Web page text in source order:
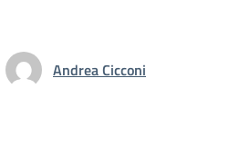
Andrea Cicconi